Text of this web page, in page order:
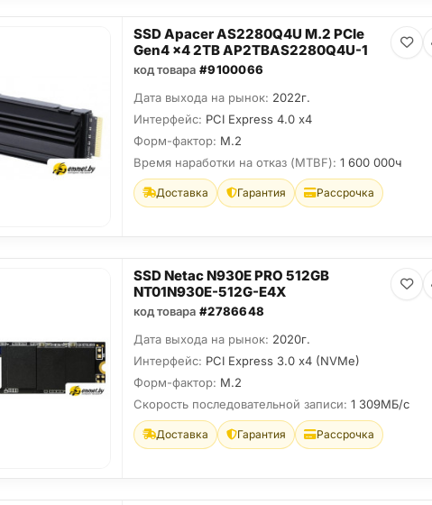
SSD Apacer AS2280Q4U M.2 PCIe
Gen4 x4 2TB AP2TBAS2280Q4U-1
код товара #9100066
Дата выхода на рынок: 2022г.
Интерфейс: PCI Express 4.0 x4
Форм-фактор: M.2
Время наработки на отказ (МТBF): 1 600 000ч
Доставка Гарантия Рассрочка
SSD Netac N930E PRO 512GB
NT01N930E-512G-E4X
код товара #2786648
Дата выхода на рынок: 2020г.
Интерфейс: PCI Express 3.0 x4 (NVMe)
Форм-фактор: M.2
Скорость последовательной записи: 1 309МБ/с
Доставка Гарантия Рассрочка